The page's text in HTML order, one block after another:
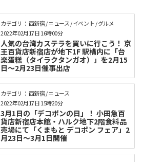
カテゴリ： 西新宿 / ニュース / イベント / グルメ
人気の台湾カステラを買いに行こう！ 京
王百貨店新宿店が地下1F 駅構内に「台
楽蛋糕（タイラクタンガオ）」を2月15
日～2月23日催事出店
2022年02月17日 16時00分
カテゴリ： 西新宿 / ニュース
3月1日の「デコポンの日」！ 小田急百
貨店新宿店本館・ハルク地下2階食料品
売場にて「くまもと デコポン フェア」2
月23日～3月1日開催
2022年02月17日 15時20分